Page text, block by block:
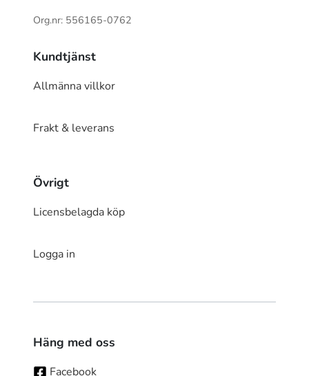
Org.nr: 556165-0762
Kundtjänst
Allmänna villkor
Frakt & leverans
Övrigt
Licensbelagda köp
Logga in
Häng med oss
Facebook